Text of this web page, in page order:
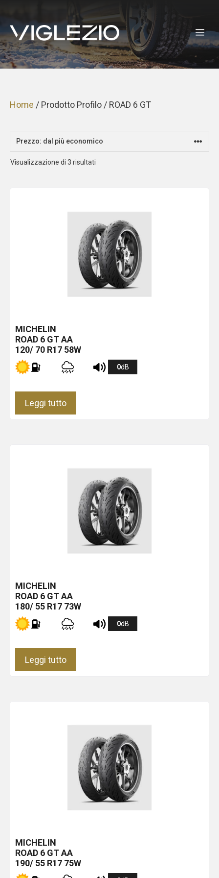
contenuto
Home / Prodotto Profilo / ROAD 6 GT
Visualizzazione di 3 risultati
MICHELIN
ROAD 6 GTAA
120/ 70 R17 58W
0dB
Leggi tutto
MICHELIN
ROAD 6 GTAA
180/ 55 R17 73W
0dB
Leggi tutto
MICHELIN
ROAD 6 GTAA
190/ 55 R17 75W